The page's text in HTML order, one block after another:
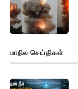
மாநில செய்திகள்